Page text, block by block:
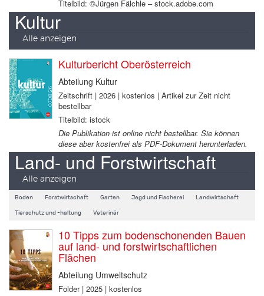
Titelbild: ©Jürgen Fälchle – stock.adobe.com
Kultur
Alle anzeigen
Kulturbericht Oberösterreich
Abteilung Kultur
Zeitschrift | 2026 | kostenlos | Artikel zur Zeit nicht
bestellbar
Titelbild: istock
Die Publikation ist online nicht bestellbar. Sie können
diese aber kostenfrei als PDF-Dokument herunterladen.
Land- und Forstwirtschaft
Alle anzeigen
Boden Forstwirtschaft Garten Jagd und Fischerei Landwirtschaft
Tierschutz und -haltung Veterinär
10 Tipps zum bodenschonenden Bauen
auf land- und forstwirtschaftlichen
Flächen
Abteilung Umweltschutz
Folder | 2025 | kostenlos